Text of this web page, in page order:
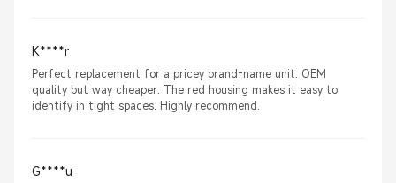
K****r
Perfect replacement for a pricey brand-name unit. OEM
quality but way cheaper. The red housing makes it easy to
identify in tight spaces. Highly recommend.
G****u